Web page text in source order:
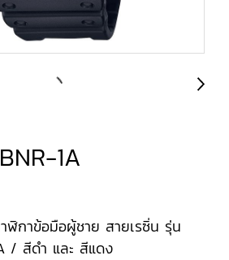
1A
ฬิกาข้อมือผู้ชาย สายเรซิ่น รุ่น
/ สีดำ และ สีแดง